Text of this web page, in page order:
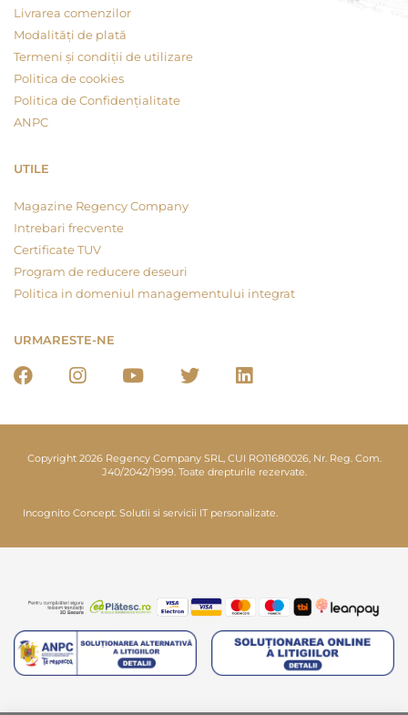
Livrarea comenzilor
Modalități de plată
Termeni și condiții de utilizare
Politica de cookies
Politica de Confidențialitate
ANPC
UTILE
Magazine Regency Company
Intrebari frecvente
Certificate TUV
Program de reducere deseuri
Politica in domeniul managementului integrat
URMARESTE-NE
Copyright 2026 Regency Company SRL, CUI RO11680026, Nr. Reg. Com.
J40/2042/1999. Toate drepturile rezervate.
Incognito Concept. Solutii si servicii IT personalizate.